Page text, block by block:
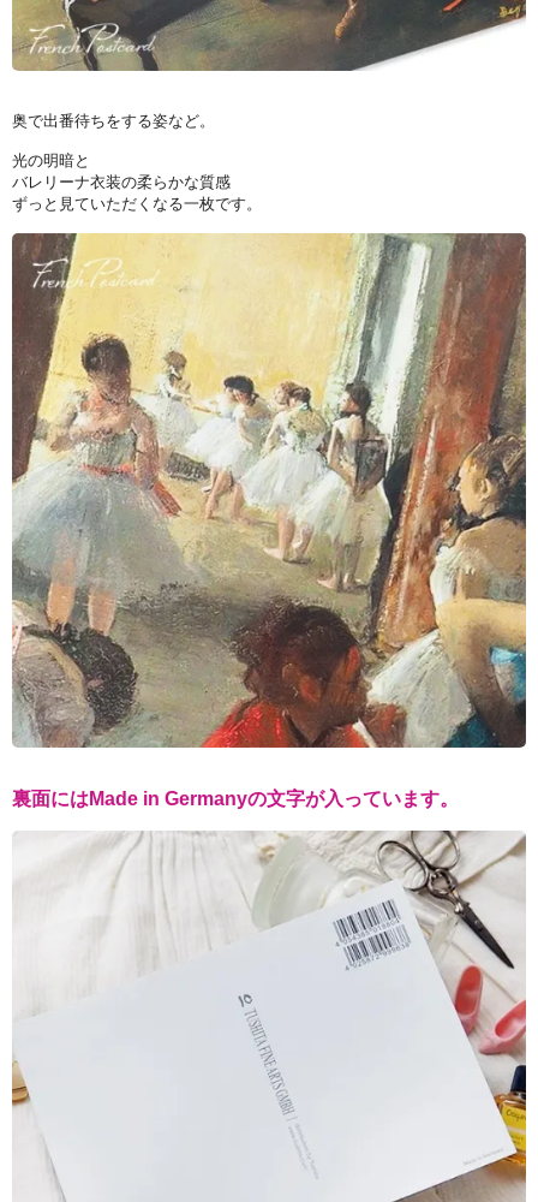
奥で出番待ちをする姿など。
光の明暗と
バレリーナ衣装の柔らかな質感
ずっと見ていただくなる一枚です。
裏面にはMade in Germanyの文字が入っています。